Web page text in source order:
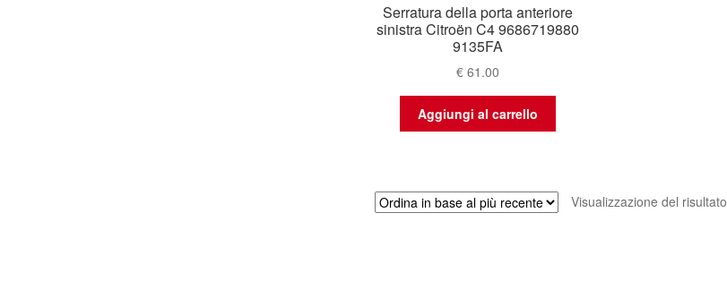
Serratura della porta anteriore
sinistra Citroën C4 9686719880
9135FA
€ 61.00
Aggiungi al carrello
Visualizzazione del risultato